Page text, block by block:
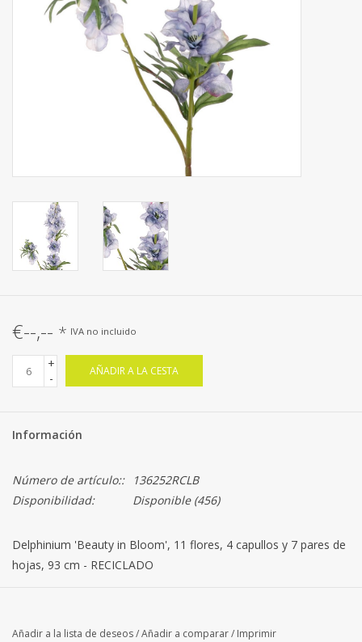
€--,-- * IVA no incluido
+
-
AÑADIR A LA CESTA
Información
Número de artículo::
136252RCLB
Disponibilidad:
Disponible(456)
Delphinium 'Beauty in Bloom', 11 flores, 4 capullos y 7 pares de
hojas, 93 cm - RECICLADO
Añadir a la lista de deseos/Añadir a comparar/ Imprimir